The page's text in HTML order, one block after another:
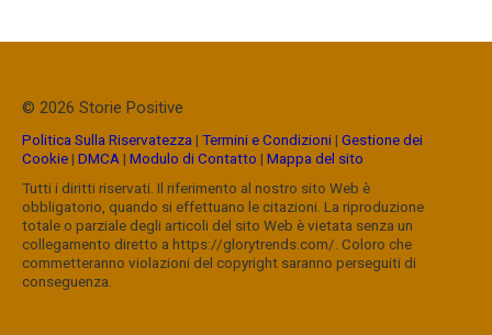
© 2026 Storie Positive
Politica Sulla Riservatezza | Termini e Condizioni| Gestione dei
Cookie| DMCA | Modulo di Contatto | Mappa del sito
Tutti i diritti riservati. Il riferimento al nostro sito Web è
obbligatorio, quando si effettuano le citazioni. La riproduzione
totale o parziale degli articoli del sito Web è vietata senza un
collegamento diretto a https://glorytrends.com/. Coloro che
commetteranno violazioni del copyright saranno perseguiti di
conseguenza.